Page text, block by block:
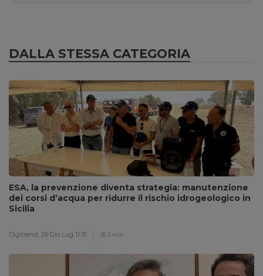
DALLA STESSA CATEGORIA
ESA, la prevenzione diventa strategia: manutenzione
dei corsi d’acqua per ridurre il rischio idrogeologico in
Sicilia
Digitrend, 26 Gio Lug 11:31 3 min